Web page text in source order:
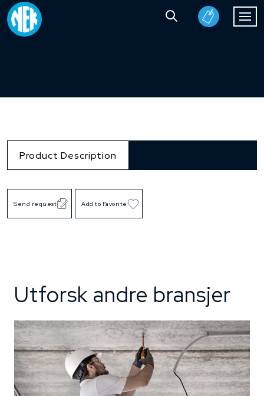
Product Description
Send request Add to Favorite
Utforsk andre bransjer